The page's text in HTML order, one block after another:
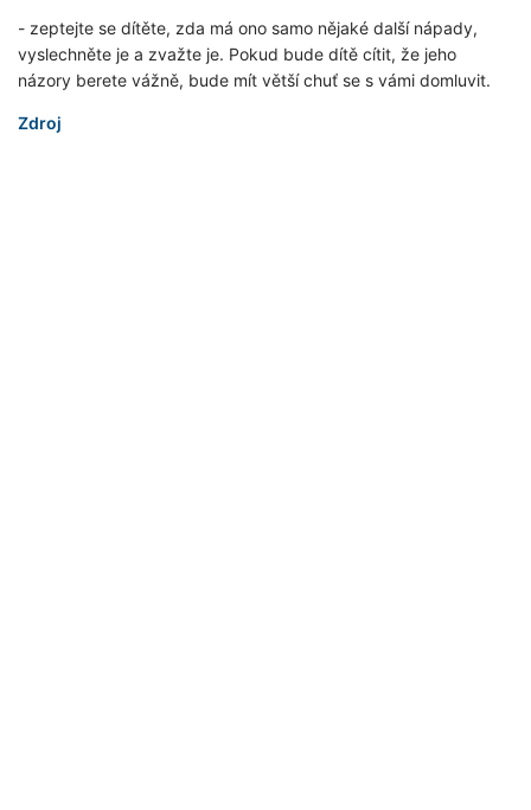
- zeptejte se dítěte, zda má ono samo nějaké další nápady,
vyslechněte je a zvažte je. Pokud bude dítě cítit, že jeho
názory berete vážně, bude mít větší chuť se s vámi domluvit.
Zdroj